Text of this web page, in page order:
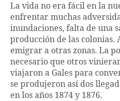
La vida no era fácil en la
enfrentar muchas
inundaciones, falta de una
producción de las colonias.
emigrar a otras zonas. La
necesario que otros
viajaron a Gales para
se produjeron así dos
en los años 1874 y 1876.